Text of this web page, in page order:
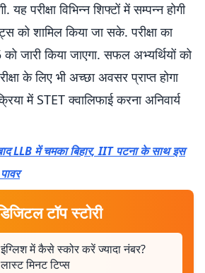
परीक्षा विभिन्न शिफ्टों में सम्पन्न होगी
को शामिल किया जा सके. परीक्षा का
जारी किया जाएगा. सफल अभ्यर्थियों को
के लिए भी अच्छा अवसर प्राप्त होगा
में STET क्वालिफाई करना अनिवार्य
LLB में चमका बिहार, IIT पटना के साथ इस
टॉप स्टोरी
इंग्लिश में कैसे स्कोर करें ज्यादा नंबर?
मिनट टिप्स